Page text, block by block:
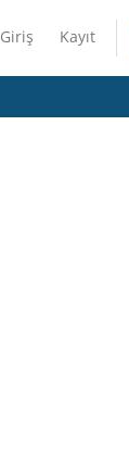
Giriş Kayıt